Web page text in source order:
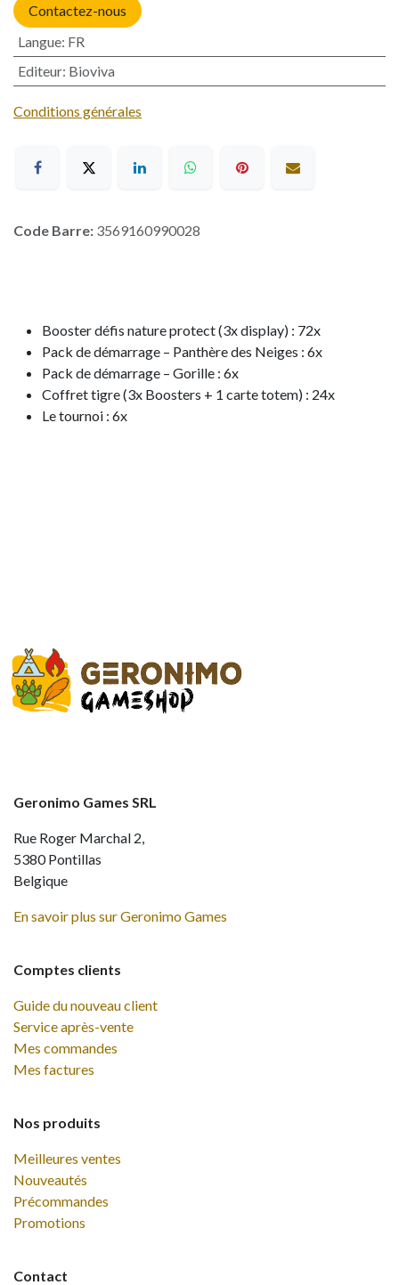
Contactez-nous
Langue: FR
Editeur: Bioviva
Conditions générales
Code Barre: 3569160990028
Booster défis nature protect (3x display) : 72x
Pack de démarrage – Panthère des Neiges : 6x
Pack de démarrage – Gorille : 6x
Coffret tigre (3x Boosters + 1 carte totem) : 24x
Le tournoi : 6x
Comptes clients
Guide du nouveau client
Service après-vente
Mes commandes
Mes factures
Nos produits
Meilleures ventes
Nouveautés
Précommandes
Promotions
Contact
Geronimo Games SRL
Rue Roger Marchal 2,
5380 Pontillas
Belgique
En savoir plus sur Geronimo Games